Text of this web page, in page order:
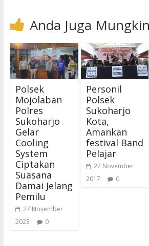
Anda Juga
Polsek
Mojolaban
Polres
Sukoharjo
Gelar
Cooling
System
Ciptakan
Suasana
Damai Jelang
Pemilu
27 November
2023
0
Personil
Polsek
Sukoharjo
Kota,
Amankan
festival Band
Pelajar
27 November
2017
0